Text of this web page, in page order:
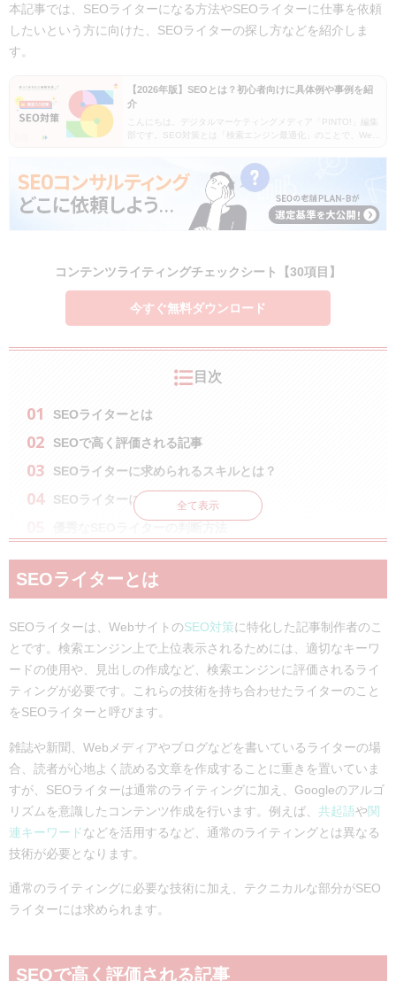
本記事では、SEOライターになる方法やSEOライターに仕事を依頼
したいという方に向けた、SEOライターの探し方などを紹介しま
す。
【2026年版】SEOとは？初心者向けに具体例や事例を紹
介
こんにちは。デジタルマーケティングメディア「PINTO!」編集
部です。SEO対策とは「検索エンジン最適化」のことで、Web
位に表示させるための施策です。この記事では…
コンテンツライティングチェックシート【30項目】
今すぐ無料ダウンロード
目次
SEOライターとは
SEOで高く評価される記事
SEOライターに求められるスキルとは？
SEOライターになるには
テストライティングで判断する
SEOライターの探し方
クラウドソーシングで探す
ライターのやっているブログを見つける
専門会社に外注する
自社サイトで募集する
これNGです！失敗する専門会社への外注の仕方
記事制作の目的を共有していない
ペルソナが明確になっていない
記事のイメージを事前に伝えない
まとめ
全て表示
SEOライターとは
SEOライターは、WebサイトのSEO対策に特化した記事制作者のこ
とです。検索エンジン上で上位表示されるためには、適切なキーワ
ードの使用や、見出しの作成など、検索エンジンに評価されるライ
ティングが必要です。これらの技術を持ち合わせたライターのこと
をSEOライターと呼びます。
雑誌や新聞、Webメディアやブログなどを書いているライターの場
合、読者が心地よく読める文章を作成することに重きを置いていま
すが、SEOライターは通常のライティングに加え、Googleのアルゴ
リズムを意識したコンテンツ作成を行います。例えば、 共起語や関
連キーワードなどを活用するなど、通常のライティングとは異なる
技術が必要となります。
通常のライティングに必要な技術に加え、テクニカルな部分がSEO
ライターには求められます。
SEOで高く評価される記事